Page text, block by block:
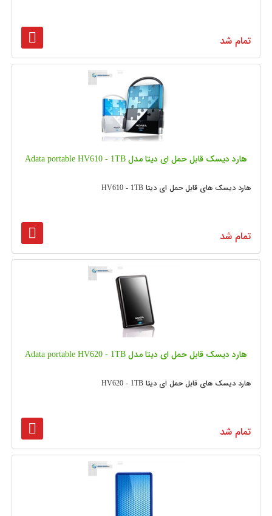
تمام شد
هارد دیسک قابل حمل ای دیتا مدل Adata portable HV610 - 1TB
هارد دیسک های قابل حمل ای دیتا HV610 - 1TB
تمام شد
هارد دیسک قابل حمل ای دیتا مدل Adata portable HV620 - 1TB
هارد دیسک های قابل حمل ای دیتا HV620 - 1TB
تمام شد